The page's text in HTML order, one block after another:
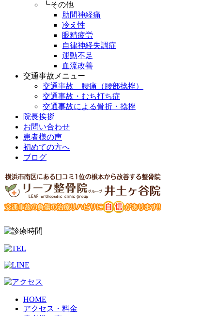
┗その他
肋間神経痛
冷え性
眼精疲労
自律神経失調症
運動不足
血流改善
交通事故メニュー
交通事故 腰痛（腰部捻挫）
交通事故・むち打ち症
交通事故による骨折・捻挫
院長挨拶
お問い合わせ
患者様の声
初めての方へ
ブログ
HOME
アクセス・料金